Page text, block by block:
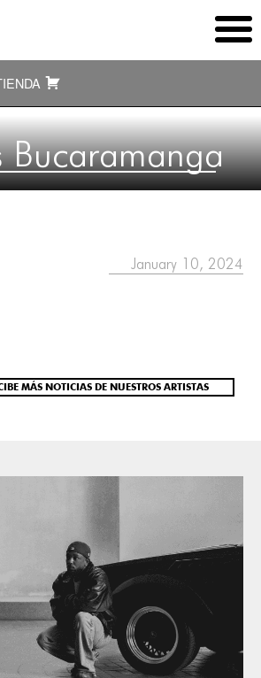
Bucaramanga
January 10, 2024
MÁS NOTICIAS DE NUESTROS ARTISTAS